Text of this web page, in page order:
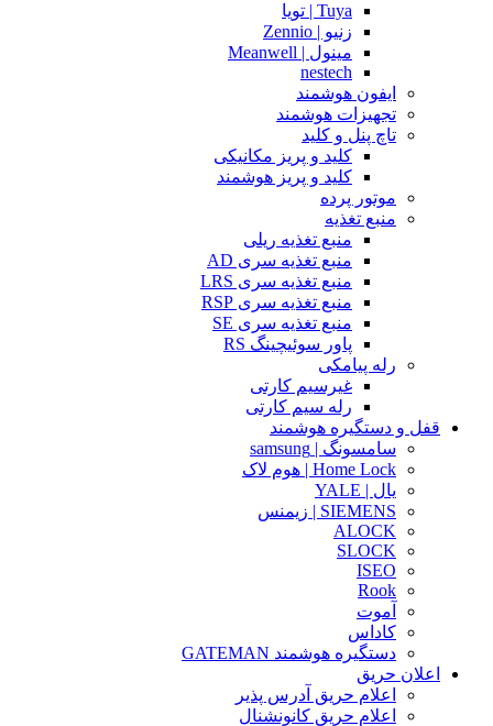
Tuya | تویا
زنیو | Zennio
مینول | Meanwell
nestech
ایفون هوشمند
تجهیزات هوشمند
تاچ پنل و کلید
کلید و پریز مکانیکی
کلید و پریز هوشمند
موتور پرده
منبع تغذیه
منبع تغذیه ریلی
منبع تغذیه سری AD
منبع تغذیه سری LRS
منبع تغذیه سری RSP
منبع تغذیه سری SE
پاور سوئیچینگ RS
رله پیامکی
غیرسیم کارتی
رله سیم کارتی
قفل و دستگیره هوشمند
سامسونگ | samsung
Home Lock | هوم لاک
یال | YALE
SIEMENS | زیمنس
ALOCK
SLOCK
ISEO
Rook
آموت
کاداس
دستگیره هوشمند GATEMAN
اعلان حریق
اعلام حریق آدرس پذیر
اعلام حریق کانونشنال